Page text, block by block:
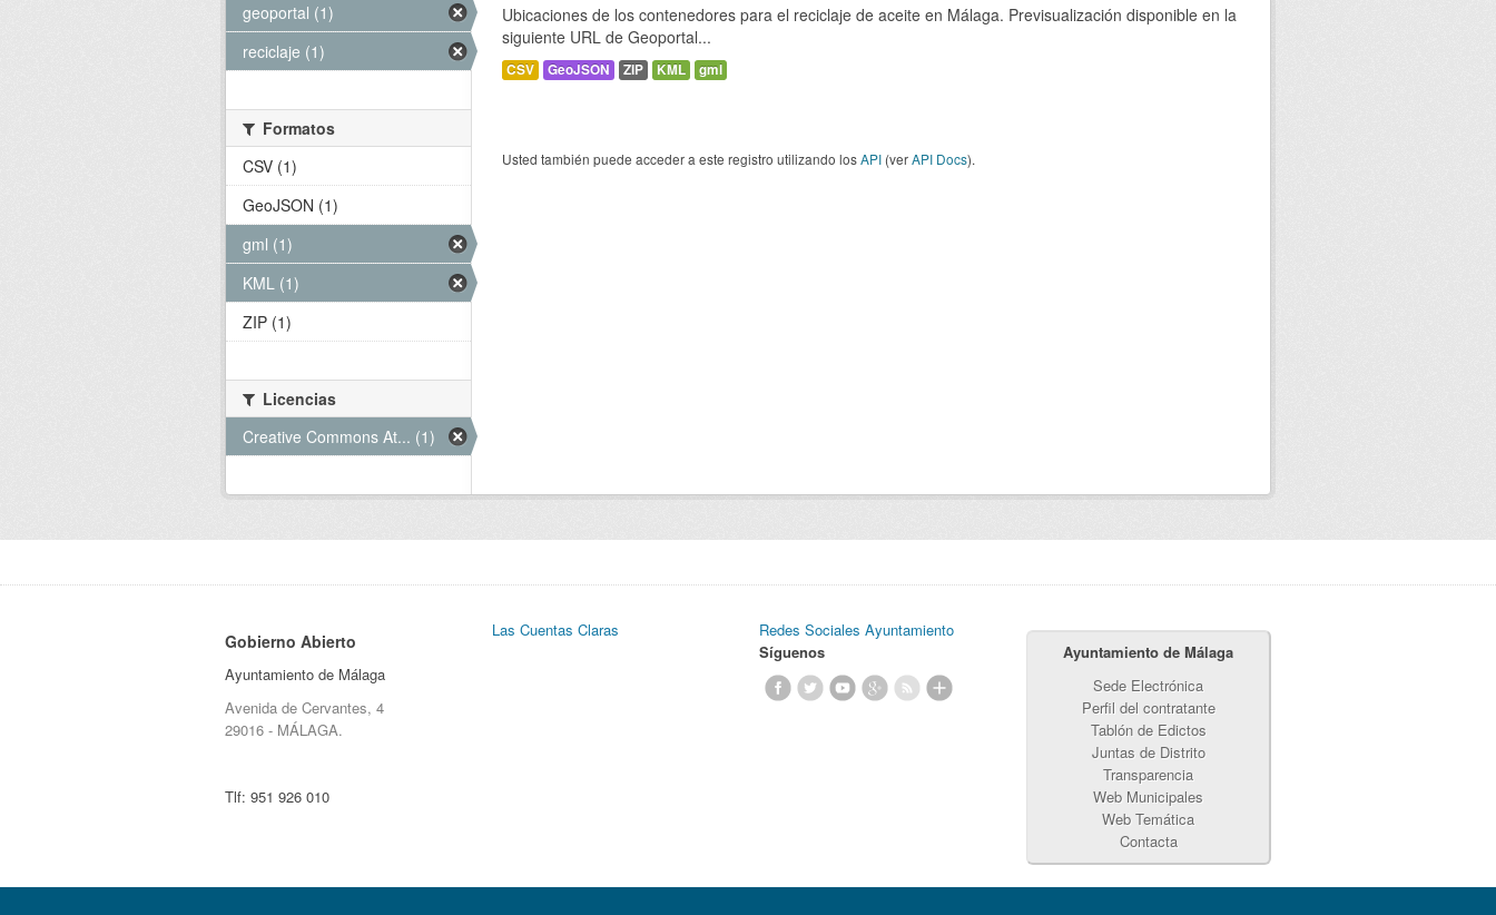
Ubicaciones de los contenedores para el reciclaje de aceite en Málaga. Previsualización disponible en la
siguiente URL de Geoportal...
CSV GeoJSON ZIP KML gml
Usted también puede acceder a este registro utilizando losAPI (verAPI Docs).
geoportal (1)
reciclaje (1)
Formatos
CSV (1)
GeoJSON (1)
gml (1)
KML (1)
ZIP (1)
Licencias
Creative Commons At... (1)
Gobierno Abierto
Ayuntamiento de Málaga
Avenida de Cervantes, 4
29016 - MÁLAGA.
Tlf: 951 926 010
Las Cuentas Claras
Redes Sociales Ayuntamiento
Síguenos
Ayuntamiento de Málaga
Sede Electrónica
Perfil del contratante
Tablón de Edictos
Juntas de Distrito
Transparencia
Web Municipales
Web Temática
Contacta